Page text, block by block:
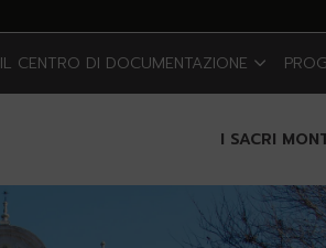
IL CENTRO DI DOCUMENTAZIONE
I SACRI